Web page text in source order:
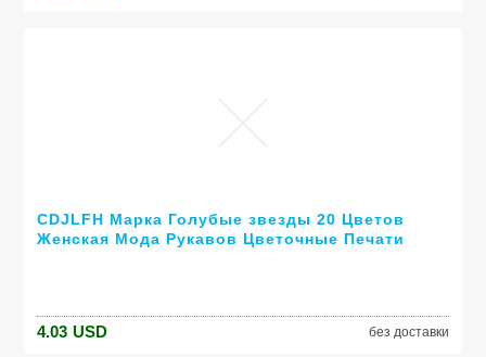
CDJLFH Марка Голубые звезды 20 Цветов
Женская Мода Рукавов Цветочные Печати
4.03 USD без доставки